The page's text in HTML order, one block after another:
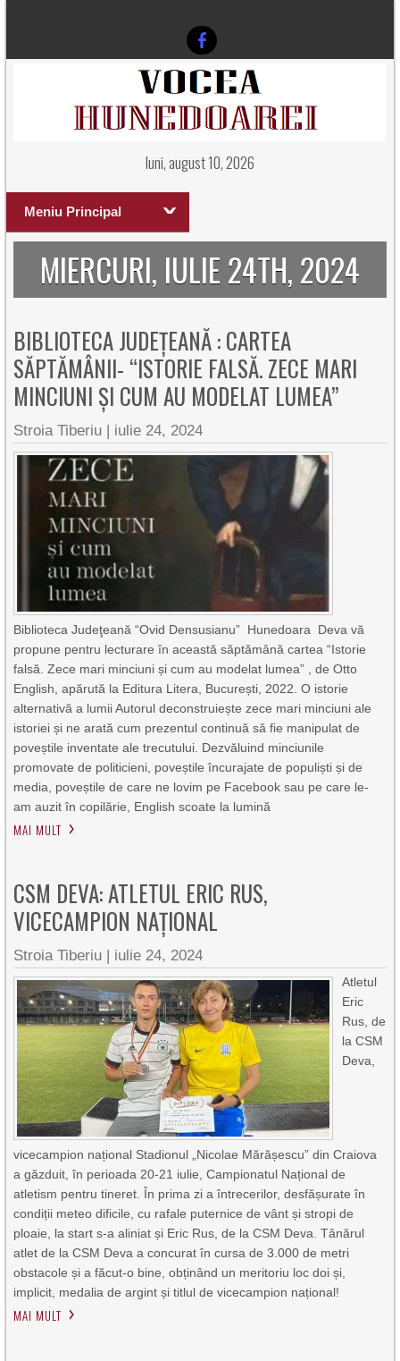
luni, august 10, 2026
Meniu Principal
MIERCURI, IULIE 24TH, 2024
BIBLIOTECA JUDEȚEANĂ : CARTEA
SĂPTĂMÂNII- “ISTORIE FALSĂ. ZECE MARI
MINCIUNI ȘI CUM AU MODELAT LUMEA”
Stroia Tiberiu | iulie 24, 2024
Biblioteca Judeţeană “Ovid Densusianu” Hunedoara Deva vă
propune pentru lecturare în această săptămână cartea “Istorie
falsă. Zece mari minciuni și cum au modelat lumea” , de Otto
English, apărută la Editura Litera, București, 2022. O istorie
alternativă a lumii Autorul deconstruiește zece mari minciuni ale
istoriei și ne arată cum prezentul continuă să fie manipulat de
poveștile inventate ale trecutului. Dezvăluind minciunile
promovate de politicieni, poveștile încurajate de populiști și de
media, poveștile de care ne lovim pe Facebook sau pe care le-
am auzit în copilărie, English scoate la lumină
MAI MULT
CSM DEVA: ATLETUL ERIC RUS,
VICECAMPION NAȚIONAL
Stroia Tiberiu | iulie 24, 2024
Atletul
Eric
Rus, de
la CSM
Deva,
vicecampion național Stadionul „Nicolae Mărășescu” din Craiova
a găzduit, în perioada 20-21 iulie, Campionatul Național de
atletism pentru tineret. În prima zi a întrecerilor, desfășurate în
condiții meteo dificile, cu rafale puternice de vânt și stropi de
ploaie, la start s-a aliniat și Eric Rus, de la CSM Deva. Tânărul
atlet de la CSM Deva a concurat în cursa de 3.000 de metri
obstacole și a făcut-o bine, obținând un meritoriu loc doi și,
implicit, medalia de argint și titlul de vicecampion național!
MAI MULT